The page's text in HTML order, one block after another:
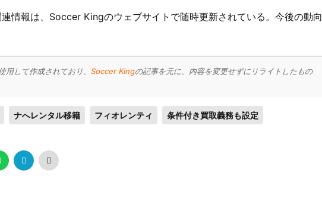
情報は、Soccer Kingのウェブサイトで随時更新されている。今後の動向
用して作成されており、 Soccer Kingの記事を元に、内容を変更せずにリライトしたもの
ナへレンタル移籍 フィオレンティ 条件付き買取義務も設定